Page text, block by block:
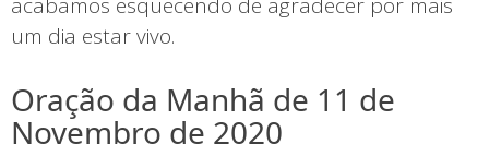
um dia estar vivo.
Oração da Manhã de 11 de
Novembro de 2020